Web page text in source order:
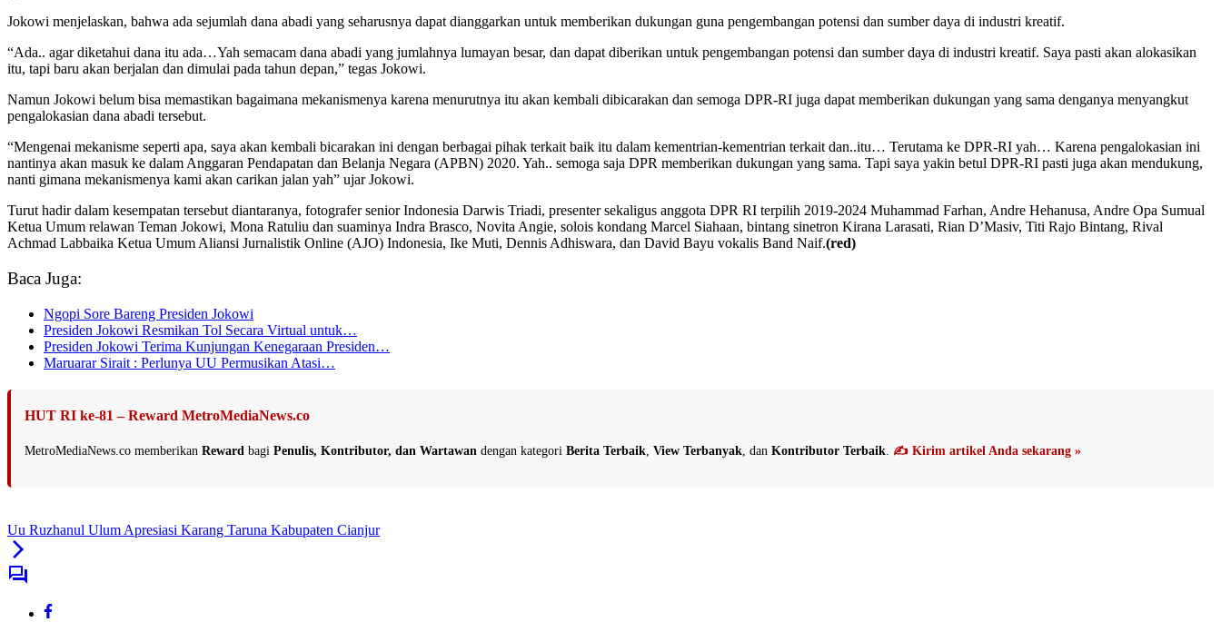
Jokowi menjelaskan, bahwa ada sejumlah dana abadi yang seharusnya dapat dianggarkan untuk memberikan dukungan guna pengembangan potensi dan sumber daya di industri kreatif.
“Ada.. agar diketahui dana itu ada…Yah semacam dana abadi yang jumlahnya lumayan besar, dan dapat diberikan untuk pengembangan potensi dan sumber daya di industri kreatif. Saya pasti akan alokasikan
itu, tapi baru akan berjalan dan dimulai pada tahun depan,” tegas Jokowi.
Namun Jokowi belum bisa memastikan bagaimana mekanismenya karena menurutnya itu akan kembali dibicarakan dan semoga DPR-RI juga dapat memberikan dukungan yang sama denganya menyangkut
pengalokasian dana abadi tersebut.
“Mengenai mekanisme seperti apa, saya akan kembali bicarakan ini dengan berbagai pihak terkait baik itu dalam kementrian-kementrian terkait dan..itu… Terutama ke DPR-RI yah… Karena pengalokasian ini
nantinya akan masuk ke dalam Anggaran Pendapatan dan Belanja Negara (APBN) 2020. Yah.. semoga saja DPR memberikan dukungan yang sama. Tapi saya yakin betul DPR-RI pasti juga akan mendukung,
nanti gimana mekanismenya kami akan carikan jalan yah” ujar Jokowi.
Turut hadir dalam kesempatan tersebut diantaranya, fotografer senior Indonesia Darwis Triadi, presenter sekaligus anggota DPR RI terpilih 2019-2024 Muhammad Farhan, Andre Hehanusa, Andre Opa Sumual
Ketua Umum relawan Teman Jokowi, Mona Ratuliu dan suaminya Indra Brasco, Novita Angie, solois kondang Marcel Siahaan, bintang sinetron Kirana Larasati, Rian D’Masiv, Titi Rajo Bintang, Rival
Achmad Labbaika Ketua Umum Aliansi Jurnalistik Online (AJO) Indonesia, Ike Muti, Dennis Adhiswara, dan David Bayu vokalis Band Naif.(red)
Baca Juga:
Ngopi Sore Bareng Presiden Jokowi
Presiden Jokowi Resmikan Tol Secara Virtual untuk…
Presiden Jokowi Terima Kunjungan Kenegaraan Presiden…
Maruarar Sirait : Perlunya UU Permusikan Atasi…
HUT RI ke-81 – Reward MetroMediaNews.co
MetroMediaNews.co memberikan Reward bagi Penulis, Kontributor, dan Wartawan dengan kategori Berita Terbaik View Terbanyak , dan Kontributor Terbaik ✍️ Kirim artikel Anda sekarang »
Uu Ruzhanul Ulum Apresiasi Karang Taruna Kabupaten Cianjur